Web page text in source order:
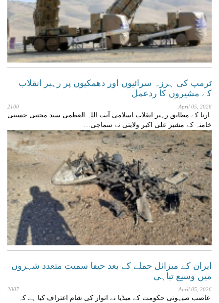
ٹرمپ کی ہرزہ سرائیوں اور دھمکیوں پر رہبر انقلاب
کے مشیروں کا ردعمل
April 05, 2026
2100
ارنا کے مطابق رہبر انقلاب اسلامی آیت اللہ العظمی سید مجتبی حسینی
خامنہ کے مشیر علی اکبر ولایتی نے سماجی…
ایران کے میزائل حملے کے بعد حیفا سمیت متعدد شہروں
میں وسیع تباہی
April 05, 2026
2007
غاصب صیہونی حکومت کے میڈیا نے اتوار کی شام اعتراف کیا ہے کہ